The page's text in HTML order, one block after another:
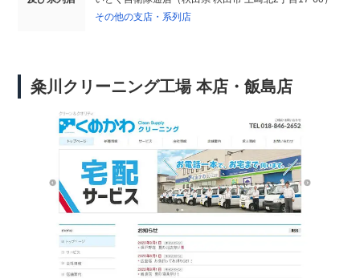
その他の支店・系列店
粂川クリーニング工場 本店・飯島店